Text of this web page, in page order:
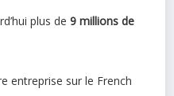
plus de9 millions de
entreprise sur le French